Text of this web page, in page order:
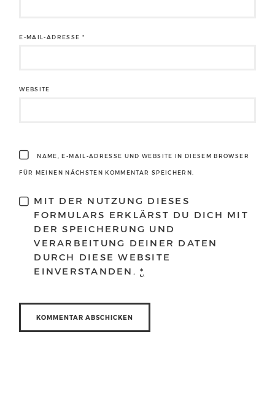
E-MAIL-ADRESSE *
WEBSITE
NAME, E-MAIL-ADRESSE UND WEBSITE IN DIESEM BROWSER
FÜR MEINEN NÄCHSTEN KOMMENTAR SPEICHERN.
MIT DER NUTZUNG DIESES
FORMULARS ERKLÄRST DU DICH MIT
DER SPEICHERUNG UND
VERARBEITUNG DEINER DATEN
DURCH DIESE WEBSITE
EINVERSTANDEN.*